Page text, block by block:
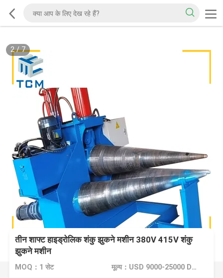
2/7
तीन शाफ्ट हाइड्रोलिक शंकु झुकने मशीन 380V 415V शंकु
झुकने मशीन
MOQ：1 सेट मूल्य：USD 9000-25000 Dollar per set